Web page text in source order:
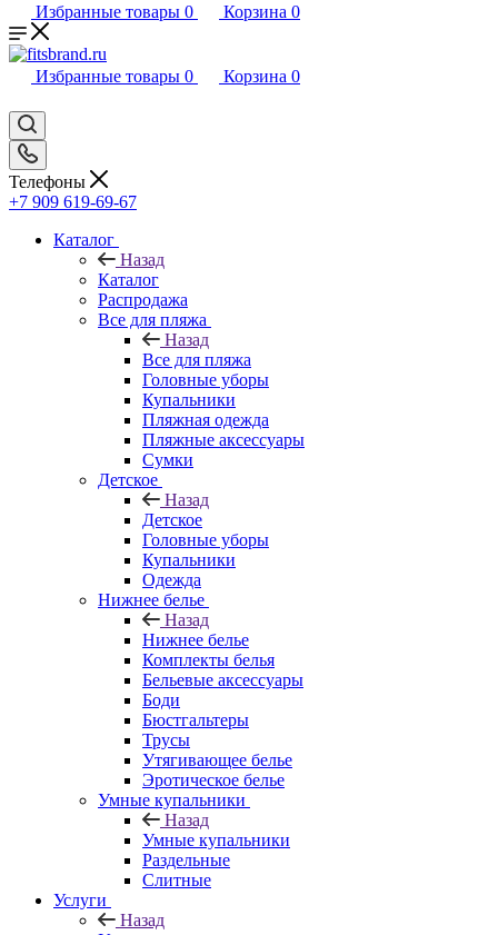
Избранные товары 0 Корзина 0
Избранные товары 0 Корзина 0
Телефоны
+7 909 619-69-67
Каталог
Назад
Каталог
Распродажа
Все для пляжа
Назад
Все для пляжа
Головные уборы
Купальники
Пляжная одежда
Пляжные аксессуары
Сумки
Детское
Назад
Детское
Головные уборы
Купальники
Одежда
Нижнее белье
Назад
Нижнее белье
Комплекты белья
Бельевые аксессуары
Боди
Бюстгальтеры
Трусы
Утягивающее белье
Эротическое белье
Умные купальники
Назад
Умные купальники
Раздельные
Слитные
Услуги
Назад